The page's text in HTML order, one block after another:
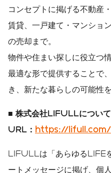
コンセプトに掲げる不動産
賃貸、一戸建て・マンショ
の売却まで。
物件や住まい探しに役立つ
最適な形で提供することで
き、新たな暮らしの可能性
■ 株式会社LIFULLについて
URL ： https://lifull.com/
LIFULLは「あらゆるLIFE
ートメッセージに掲げ、個